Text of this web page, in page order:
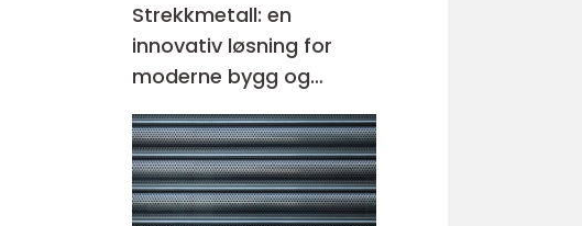
Strekkmetall: en
innovativ løsning for
moderne bygg og
design